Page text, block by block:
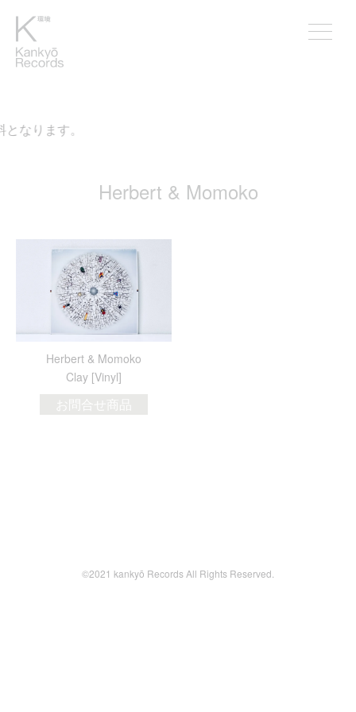
なります。
Herbert & Momoko
Herbert & Momoko
Clay [Vinyl]
お問合せ商品
©2021 kankyō Records All Rights Reserved.